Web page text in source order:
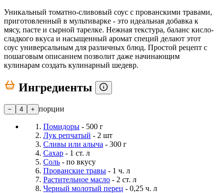
Уникальный томатно-сливовый соус с прованскими травами,
приготовленный в мультиварке - это идеальная добавка к
мясу, пасте и сырной тарелке. Нежная текстура, баланс кисло-
сладкого вкуса и насыщенный аромат специй делают этот
соус универсальным для различных блюд. Простой рецепт с
пошаговым описанием позволит даже начинающим
кулинарам создать кулинарный шедевр.
Ингредиенты
− 4 + порции
Помидоры - 500 г
Лук репчатый - 2 шт
Сливы или алыча - 300 г
Сахар - 1 ст. л
Соль - по вкусу
Прованские травы - 1 ч. л
Растительное масло - 2 ст. л
Черный молотый перец - 0,25 ч. л